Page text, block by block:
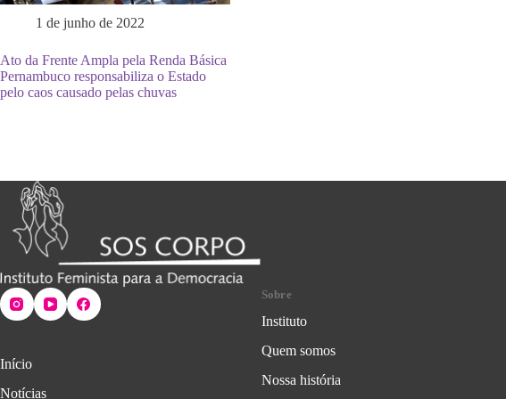
1 de junho de 2022
Ato da Frente Ampla pela Renda Básica
Pernambuco responsabiliza o Estado
pelo caos causado pelas chuvas
Início
Notícias
Sobre
Instituto
Quem somos
Nossa história